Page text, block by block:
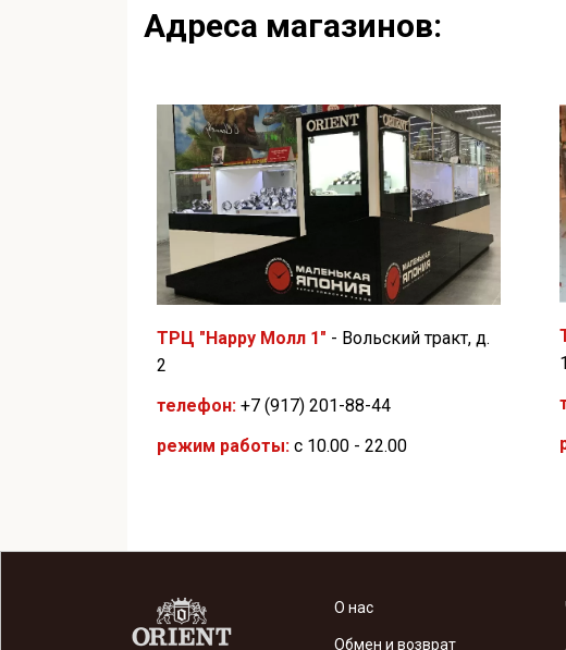
Адреса магазинов:
ТРЦ "Happy Молл 1" - Вольский тракт, д.
2
телефон: +7 (917) 201-88-44
режим работы: с 10.00 - 22.00
О нас
Обмен и возврат